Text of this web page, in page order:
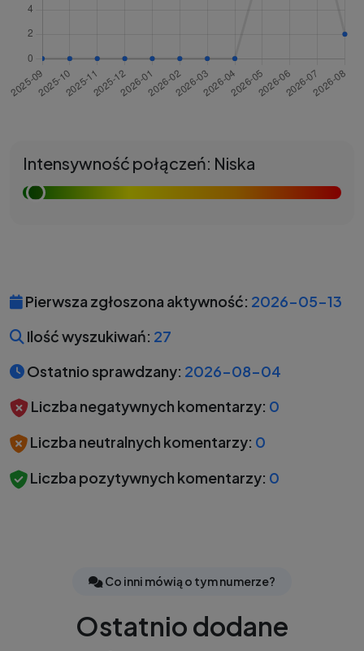
Intensywność połączeń: Niska
Pierwsza zgłoszona aktywność: 2026-05-13
Ilość wyszukiwań: 27
Ostatnio sprawdzany: 2026-08-04
Liczba negatywnych komentarzy: 0
Liczba neutralnych komentarzy: 0
Liczba pozytywnych komentarzy: 0
Co inni mówią o tym numerze?
Ostatnio dodane